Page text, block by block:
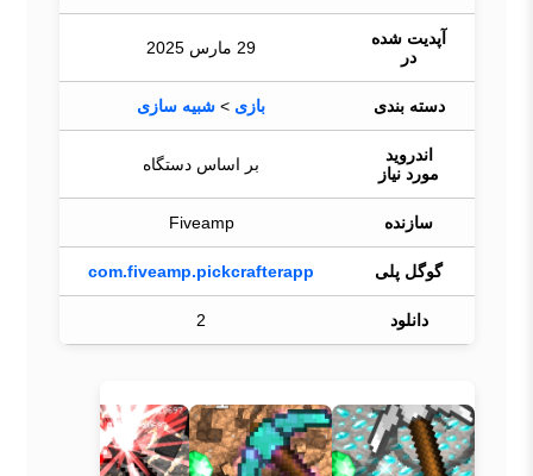
آپدیت شده
در
29 مارس 2025
دسته بندی بازی > شبیه سازی
اندروید
مورد نیاز
بر اساس دستگاه
سازنده Fiveamp
گوگل پلی com.fiveamp.pickcrafterapp
دانلود 2